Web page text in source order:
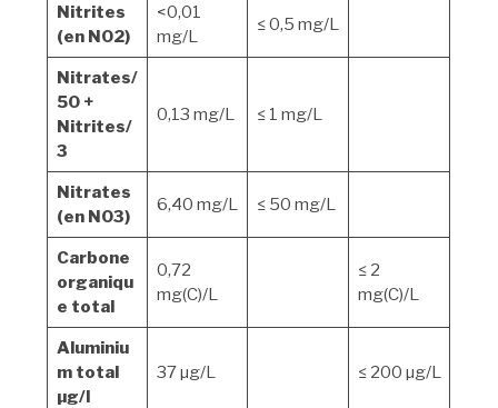
Nitrites
(en NO2)
<0,01
mg/L
≤ 0,5 mg/L
Nitrates/
50 +
Nitrites/
3
0,13 mg/L ≤ 1 mg/L
Nitrates
(en NO3)
6,40 mg/L ≤ 50 mg/L
Carbone
organiqu
e total
0,72
mg(C)/L
≤ 2
mg(C)/L
Aluminiu
m total
µg/l
37 µg/L ≤ 200 µg/L